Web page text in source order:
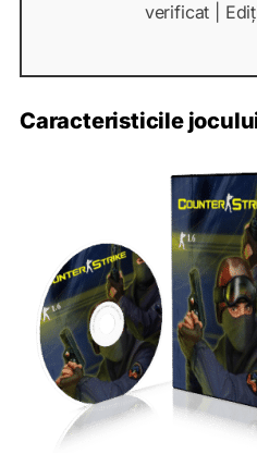
verificat |
Caracteristicile